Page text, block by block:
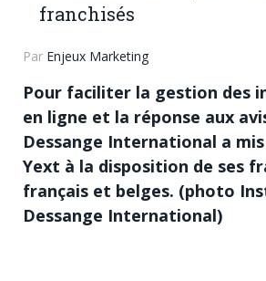
franchisés
Par Enjeux Marketing
Pour faciliter la gestion des
en ligne et la réponse aux
Dessange International a
Yext à la disposition de ses
français et belges. (photo
Dessange International)